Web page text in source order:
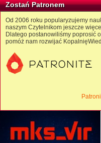
Zostań Patronem
Od 2006 roku popularyzujemy
naszym Czytelnikom jeszcze
Dlatego postanowiliśmy poprosić
pomóż nam rozwijać